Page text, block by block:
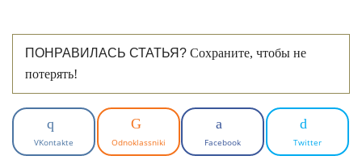
ПОНРАВИЛАСЬ СТАТЬЯ? Сохраните, чтобы не
потерять!
VKontakte Odnoklassniki Facebook Twitter